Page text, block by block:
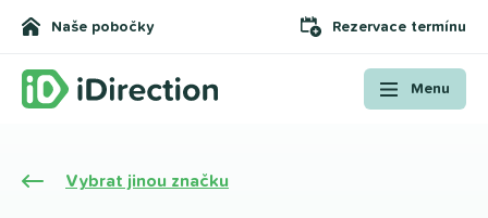
Naše pobočky Rezervace termínu
Menu
Vybrat jinou značku